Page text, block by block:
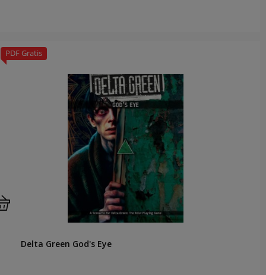
Delta Green God's Eye
PDF Gratis